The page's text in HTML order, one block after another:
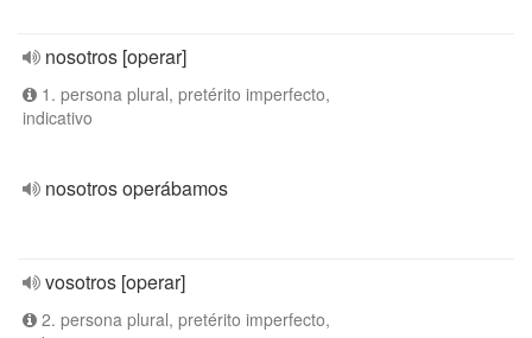
nosotros [operar]
1. persona plural, pretérito imperfecto,
indicativo
nosotros operábamos
vosotros [operar]
2. persona plural, pretérito imperfecto,